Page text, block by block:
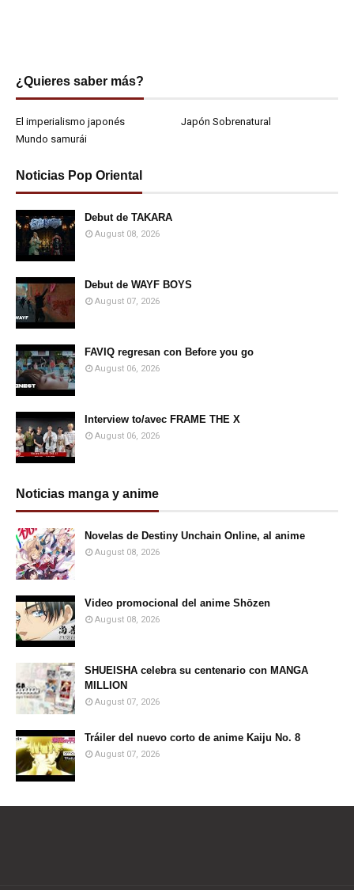
¿Quieres saber más?
El imperialismo japonés
Japón Sobrenatural
Mundo samurái
Noticias Pop Oriental
Debut de TAKARA
August 08, 2026
Debut de WAYF BOYS
August 07, 2026
FAVIQ regresan con Before you go
August 06, 2026
Interview to/avec FRAME THE X
August 06, 2026
Noticias manga y anime
Novelas de Destiny Unchain Online, al anime
August 08, 2026
Video promocional del anime Shōzen
August 08, 2026
SHUEISHA celebra su centenario con MANGA
MILLION
August 07, 2026
Tráiler del nuevo corto de anime Kaiju No. 8
August 07, 2026